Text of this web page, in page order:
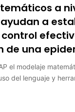
a
a
de una
el modelaje
del lenguaje y